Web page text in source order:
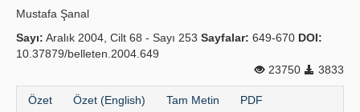
Mustafa Şanal
Sayı: Aralık 2004, Cilt 68 - Sayı 253 Sayfalar: 649-670 DOI:
10.37879/belleten.2004.649
23750
3833
Özet Özet (English) Tam Metin PDF